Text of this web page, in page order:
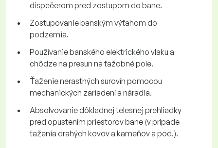
dispečerom pred zostupom do bane.
Zostupovanie banským výťahom do
podzemia.
Používanie banského elektrického vlaku a
chôdze na presun na ťažobné pole.
Ťaženie nerastných surovín pomocou
mechanických zariadení a náradia.
Absolvovanie dôkladnej telesnej prehliadky
pred opustením priestorov bane (v prípade
ťaženia drahých kovov a kameňov a pod.).